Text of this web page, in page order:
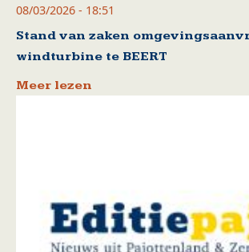
08/03/2026 - 18:51
Stand van zaken
windturbine te BEERT
Meer lezen